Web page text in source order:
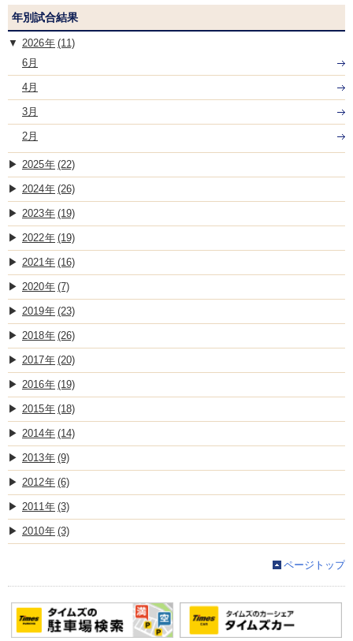
年別試合結果
2026
(11)
6月
4月
3月
2月
2025 (22)
2024 (26)
2023 (19)
2022 (19)
2021 (16)
2020 (7)
2019 (23)
2018 (26)
2017 (20)
2016 (19)
2015 (18)
2014 (14)
2013 (9)
2012 (6)
2011 (3)
2010 (3)
ページトップ